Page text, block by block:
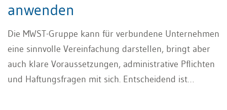
anwenden
Die MWST-Gruppe kann für verbundene Unternehmen
eine sinnvolle Vereinfachung darstellen, bringt aber
auch klare Voraussetzungen, administrative Pflichten
und Haftungsfragen mit sich. Entscheidend ist